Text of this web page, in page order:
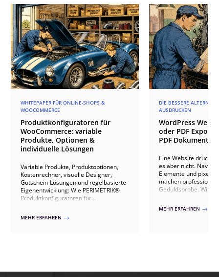
WHITEPAPER FÜR ONLINE-SHOPS &
WOOCOMMERCE
Produktkonfiguratoren für
WooCommerce: variable
Produkte, Optionen &
individuelle Lösungen
Variable Produkte, Produktoptionen,
Kostenrechner, visuelle Designer,
Gutschein-Lösungen und regelbasierte
Eigenentwicklung: Wie PERIMETRIK®
Produktkonfiguratoren für
MEHR ERFAHREN $
DIE BESSERE
AUSDRUCKEN
WordPress
oder PDF
PDF Dokumente
Eine Website
es aber nicht.
Elemente und
machen
Geduldsprobe. Wir
Grenzen stoßen und
MEHR ERFAHREN $